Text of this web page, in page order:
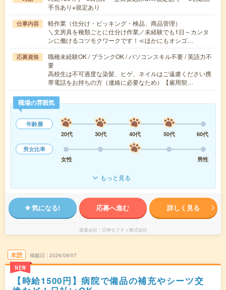
手当あり※規定あり
仕事内容
軽作業（仕分け・ピッキング・検品、商品管理）
＼文房具を種類ごとに仕分け作業／未経験でも1日～カンタ
ンに働けるコツモクワークです！≪ほかにもオシゴ…
応募資格
職種未経験OK / ブランクOK / パソコンスキル不要 / 英語力不
要
高校生は不可過度な染髪、ヒゲ、ネイルはご遠慮ください携
帯電話をお持ちの方（連絡に必要なため）【雇用契…
職場の雰囲気
年齢層
20代
30代 40代 50代
60代
男女比率
女性
男性
もっと見る
気になる! 応募へ進む 詳しく見る
派遣会社 日伸セフティ株式会社
未読
NEW
掲載日 2026/08/07
【時給1500円】病院で備品の補充やシーツ交